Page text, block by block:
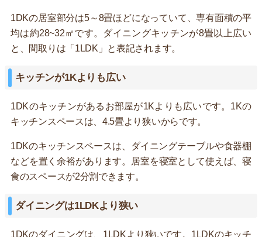
1DKの居室部分は5～8畳ほどになっていて、専有面積の平
均は約28~32㎡です。ダイニングキッチンが8畳以上広い
と、間取りは「1LDK」と表記されます。
キッチンが1Kよりも広い
1DKのキッチンがあるお部屋が1Kよりも広いです。1Kの
キッチンスペースは、4.5畳より狭いからです。
1DKのキッチンスペースは、ダイニングテーブルや食器棚
などを置く余裕があります。居室を寝室として使えば、寝
食のスペースが2分割できます。
ダイニングは1LDKより狭い
1DKのダイニングは、1LDKより狭いです。1LDKのキッチ